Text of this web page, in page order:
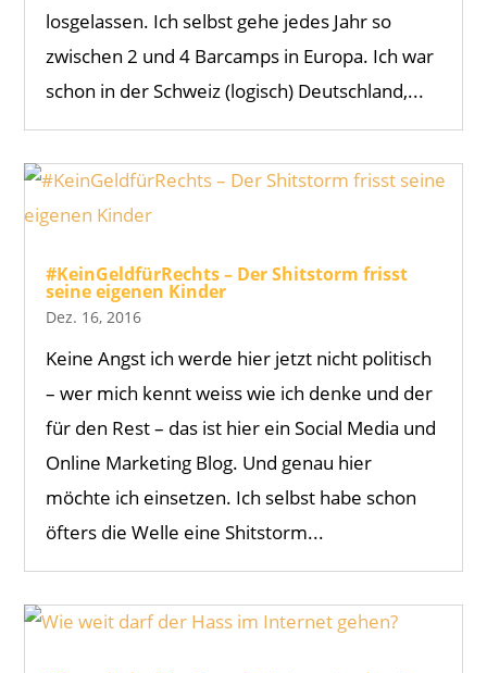
losgelassen. Ich selbst gehe jedes Jahr so
zwischen 2 und 4 Barcamps in Europa. Ich war
schon in der Schweiz (logisch) Deutschland,...
#KeinGeldfürRechts – Der Shitstorm frisst
seine eigenen Kinder
Dez. 16, 2016
Keine Angst ich werde hier jetzt nicht politisch
– wer mich kennt weiss wie ich denke und der
für den Rest – das ist hier ein Social Media und
Online Marketing Blog. Und genau hier
möchte ich einsetzen. Ich selbst habe schon
öfters die Welle eine Shitstorm...